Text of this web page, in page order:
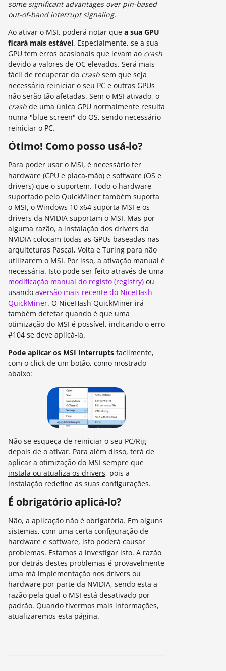
some significant advantages over pin-based
out-of-band interrupt signaling.
Ao ativar o MSI, poderá notar que a sua GPU
ficará mais estável. Especialmente, se a sua
GPU tem erros ocasionais que levam ao crash
devido a valores de OC elevados. Será mais
fácil de recuperar do crash sem que seja
necessário reiniciar o seu PC e outras GPUs
não serão tão afetadas. Sem o MSI ativado, o
crash de uma única GPU normalmente resulta
numa "blue screen" do OS, sendo necessário
reiniciar o PC.
Ótimo! Como posso usá-lo?
Para poder usar o MSI, é necessário ter
hardware (GPU e placa-mão) e software (OS e
drivers) que o suportem. Todo o hardware
suportado pelo QuickMiner também suporta
o MSI, o Windows 10 x64 suporta MSI e os
drivers da NVIDIA suportam o MSI. Mas por
alguma razão, a instalação dos drivers da
NVIDIA colocam todas as GPUs baseadas nas
arquiteturas Pascal, Volta e Turing para não
utilizarem o MSI. Por isso, a ativação manual é
necessária. Isto pode ser feito através de uma
modificação manual do registo (registry) ou
usando aversão mais recente do NiceHash
QuickMiner. O NiceHash QuickMiner irá
também detetar quando é que uma
otimização do MSI é possível, indicando o erro
#104 se deve aplicá-la.
Pode aplicar os MSI Interrupts facilmente,
com o click de um botão, como mostrado
abaixo:
Não se esqueça de reiniciar o seu PC/Rig
depois de o ativar. Para além disso, terá de
aplicar a otimização do MSI sempre que
instala ou atualiza os drivers, pois a
instalação redefine as suas configurações.
É obrigatório aplicá-lo?
Não, a aplicação não é obrigatória. Em alguns
sistemas, com uma certa configuração de
hardware e software, isto poderá causar
problemas. Estamos a investigar isto. A razão
por detrás destes problemas é provavelmente
uma má implementação nos drivers ou
hardware por parte da NVIDIA, sendo esta a
razão pela qual o MSI está desativado por
padrão. Quando tivermos mais informações,
atualizaremos esta página.